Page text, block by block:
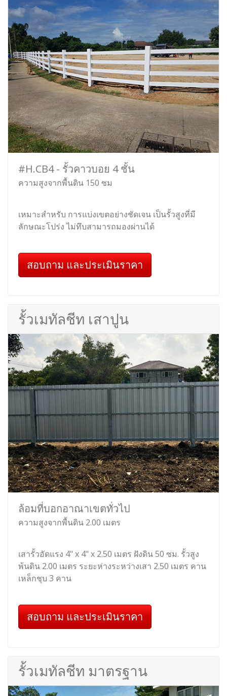
#H.CB4 - รั้วคาวบอย 4 ชั้น
ความสูงจากพื้นดิน 150 ซม
เหมาะสำหรับ การแบ่งเขตอย่างชัดเจน เป็นรั้วสูงที่มี
ลักษณะโปร่ง ไม่ทึบสามารถมองผ่านได้
สอบถาม และประเมินราคา
รั้วเมทัลชีท เสาปูน
ล้อมที่บอกอาณาเขตทั่วไป
ความสูงจากพื้นดิน 2.00 เมตร
เสารั้วอัดแรง 4" x 4" x 2.50 เมตร ฝังดิน 50 ซม. รั้วสูง
พ้นดิน 2.00 เมตร ระยะห่างระหว่างเสา 2.50 เมตร คาน
เหล็กชุบ 3 คาน
สอบถาม และประเมินราคา
รั้วเมทัลชีท มาตรฐาน